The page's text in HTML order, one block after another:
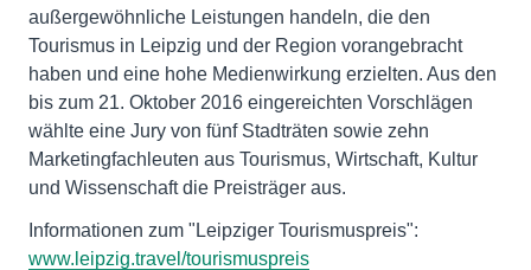
außergewöhnliche Leistungen handeln, die den
Tourismus in Leipzig und der Region vorangebracht
haben und eine hohe Medienwirkung erzielten. Aus den
bis zum 21. Oktober 2016 eingereichten Vorschlägen
wählte eine Jury von fünf Stadträten sowie zehn
Marketingfachleuten aus Tourismus, Wirtschaft, Kultur
und Wissenschaft die Preisträger aus.
Informationen zum "Leipziger Tourismuspreis":
www.leipzig.travel/tourismuspreis